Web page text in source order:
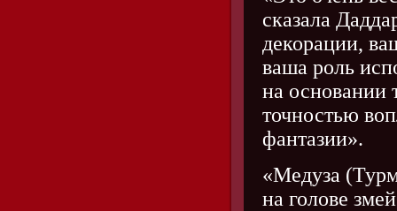
сказала
декорации,
ваша роль
на основании
точностью
фантазии».
«Медуза
на голове